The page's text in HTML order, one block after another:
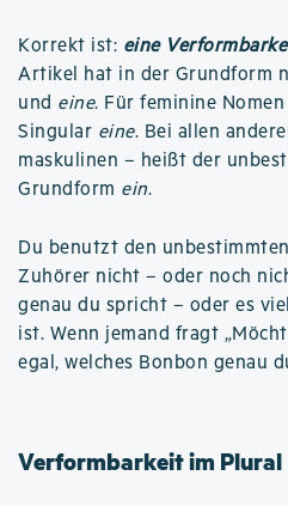
Korrekt ist: eine
Artikel hat in der Grundform
und eine. Für feminine
Singular eine. Bei allen
maskulinen – heißt der
Grundform ein.
Du benutzt den
Zuhörer nicht – oder noch
genau du spricht – oder es
ist. Wenn jemand fragt
egal, welches Bonbon genau
Verformbarkeit im Plural